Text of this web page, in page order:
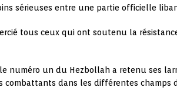
sérieuses entre une partie officielle
tous ceux qui ont soutenu la
numéro un du Hezbollah a retenu ses
combattants dans les différentes champs